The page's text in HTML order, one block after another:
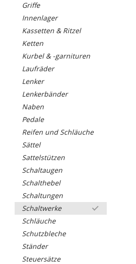
Griffe
Innenlager
Kassetten & Ritzel
Ketten
Kurbel & -garnituren
Laufräder
Lenker
Lenkerbänder
Naben
Pedale
Reifen und Schläuche
Sättel
Sattelstützen
Schaltaugen
Schalthebel
Schaltungen
Schaltwerke
Schläuche
Schutzbleche
Ständer
Steuersätze